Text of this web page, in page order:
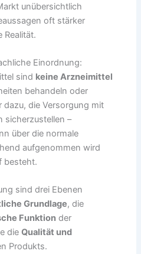
unübersichtlich
oft stärker
Realität.
Einordnung:
sind keine Arzneimittel
behandeln oder
dazu, die Versorgung mit
sicherzustellen –
über die normale
aufgenommen wird
besteht.
sind drei Ebenen
Grundlage, die
Funktion der
dieQualität und
Produkts.